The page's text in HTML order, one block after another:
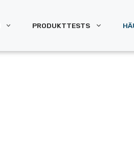
PRODUKTTESTS